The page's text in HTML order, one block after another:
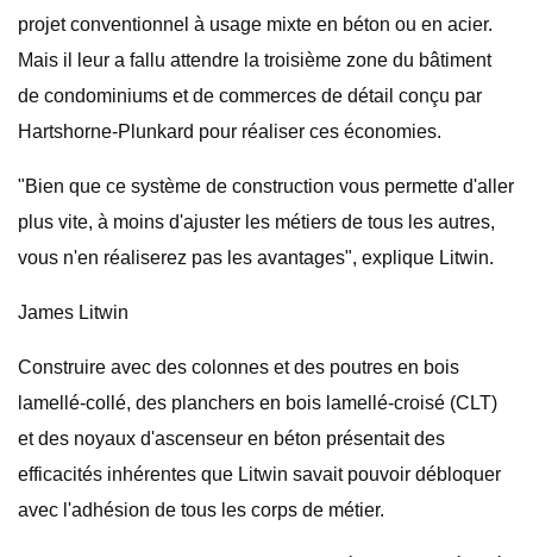
projet conventionnel à usage mixte en béton ou en acier.
Mais il leur a fallu attendre la troisième zone du bâtiment
de condominiums et de commerces de détail conçu par
Hartshorne-Plunkard pour réaliser ces économies.
"Bien que ce système de construction vous permette d'aller
plus vite, à moins d'ajuster les métiers de tous les autres,
vous n'en réaliserez pas les avantages", explique Litwin.
James Litwin
Construire avec des colonnes et des poutres en bois
lamellé-collé, des planchers en bois lamellé-croisé (CLT)
et des noyaux d'ascenseur en béton présentait des
efficacités inhérentes que Litwin savait pouvoir débloquer
avec l'adhésion de tous les corps de métier.